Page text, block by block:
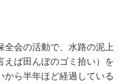
全会の活動で、水路の泥上
えば田んぼのゴミ拾い）を
から半年ほど経過している